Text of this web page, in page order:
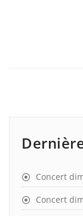
Concert
Concert